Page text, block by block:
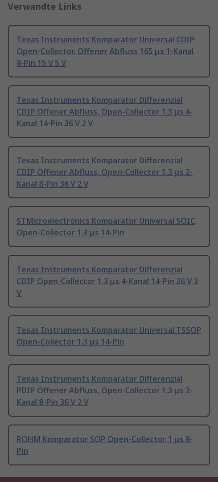
Verwandte Links
Texas Instruments Komparator Universal CDIP
Open-Collector, Offener Abfluss 165 μs 1-Kanal
8-Pin 15 V 5 V
Texas Instruments Komparator Differenzial
CDIP Offener Abfluss, Open-Collector 1.3 μs 4-
Kanal 14-Pin 36 V 2 V
Texas Instruments Komparator Differenzial
CDIP Offener Abfluss, Open-Collector 1.3 μs 2-
Kanal 8-Pin 36 V 2 V
STMicroelectronics Komparator Universal SOIC
Open-Collector 1.3 μs 14-Pin
Texas Instruments Komparator Differenzial
CDIP Open-Collector 1.3 μs 4-Kanal 14-Pin 36 V 3
V
Texas Instruments Komparator Universal TSSOP
Open-Collector 1.3 μs 14-Pin
Texas Instruments Komparator Differenzial
PDIP Offener Abfluss, Open-Collector 1.3 μs 2-
Kanal 8-Pin 36 V 2 V
ROHM Komparator SOP Open-Collector 1 μs 8-
Pin